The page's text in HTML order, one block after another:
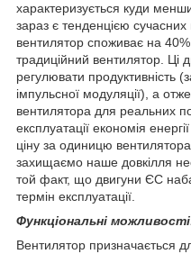
характеризується куди
зараз є тенденцією
вентилятор споживає на
традиційний вентилятор. Ці
регулювати продуктивність
імпульсної модуляції), а
вентилятора для реальних
експлуатації економія
ціну за одиницю
захищаємо наше довкілля
той факт, що двигуни ЄС
термін експлуатації.
Функціональні
Вентилятор призначається